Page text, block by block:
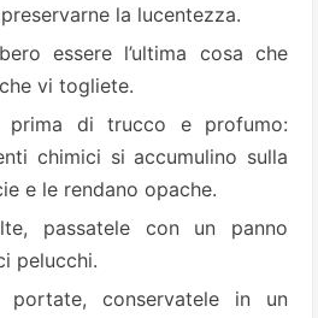
la lucentezza.
essere l’ultima cosa che
vi togliete.
prima di trucco e profumo:
chimici si accumulino sulla
e le rendano opache.
passatele con un panno
pelucchi.
portate, conservatele in un